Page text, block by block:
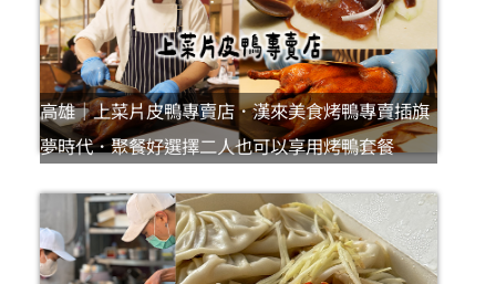
高雄｜上菜片皮鴨專賣店．漢來美食烤鴨專賣插旗
夢時代．聚餐好選擇二人也可以享用烤鴨套餐